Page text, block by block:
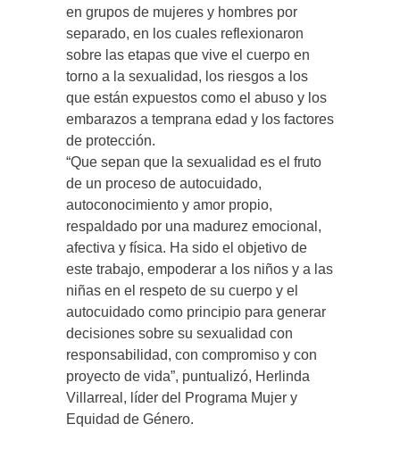
en grupos de mujeres y hombres por
separado, en los cuales reflexionaron
sobre las etapas que vive el cuerpo en
torno a la sexualidad, los riesgos a los
que están expuestos como el abuso y los
embarazos a temprana edad y los factores
de protección.
“Que sepan que la sexualidad es el fruto
de un proceso de autocuidado,
autoconocimiento y amor propio,
respaldado por una madurez emocional,
afectiva y física. Ha sido el objetivo de
este trabajo, empoderar a los niños y a las
niñas en el respeto de su cuerpo y el
autocuidado como principio para generar
decisiones sobre su sexualidad con
responsabilidad, con compromiso y con
proyecto de vida”, puntualizó, Herlinda
Villarreal, líder del Programa Mujer y
Equidad de Género.